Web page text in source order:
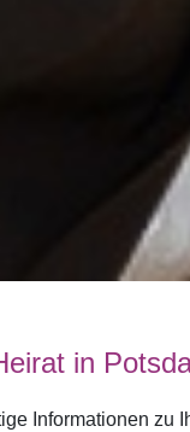
in
Informationen zu